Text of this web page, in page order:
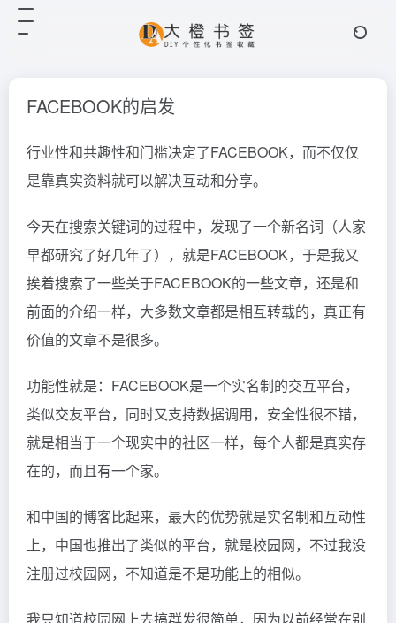
FACEBOOK的启发
行业性和共趣性和门槛决定了FACEBOOK，而不仅仅
是靠真实资料就可以解决互动和分享。
今天在搜索关键词的过程中，发现了一个新名词（人家
早都研究了好几年了），就是FACEBOOK，于是我又
挨着搜索了一些关于FACEBOOK的一些文章，还是和
前面的介绍一样，大多数文章都是相互转载的，真正有
价值的文章不是很多。
功能性就是：FACEBOOK是一个实名制的交互平台，
类似交友平台，同时又支持数据调用，安全性很不错，
就是相当于一个现实中的社区一样，每个人都是真实存
在的，而且有一个家。
和中国的博客比起来，最大的优势就是实名制和互动性
上，中国也推出了类似的平台，就是校园网，不过我没
注册过校园网，不知道是不是功能上的相似。